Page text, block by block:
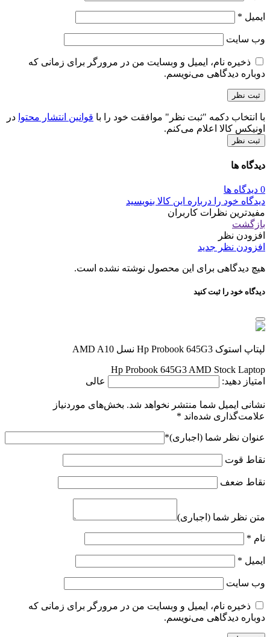
ایمیل *
وب‌ سایت
ذخیره نام، ایمیل و وبسایت من در مرورگر برای زمانی که
دوباره دیدگاهی می‌نویسم.
با انتخاب دکمه "ثبت نظر" موافقت خود را با قوانین انتشار محتوا در
اونیکس کالا اعلام می‌کنم.
ثبت نظر
دیدگاه ها
0 دیدگاه ها
دیدگاه خود را درباره این کالا بنویسید
مفیدترین نظرات کاربران
بازگشت
افزودن نظر
افزودن نظر جدید
هیچ دیدگاهی برای این محصول نوشته نشده است.
دیدگاه خود را ثبت کنید
لپتاپ استوک Hp Probook 645G3 نسل AMD A10
Hp Probook 645G3 AMD Stock Laptop
امتیاز دهید:
عالی
نشانی ایمیل شما منتشر نخواهد شد. بخش‌های موردنیاز
علامت‌گذاری شده‌اند *
عنوان نظر شما (اجباری)*
نقاط قوت
نقاط ضعف
متن نظر شما (اجباری)
نام *
ایمیل *
وب‌ سایت
ذخیره نام، ایمیل و وبسایت من در مرورگر برای زمانی که
دوباره دیدگاهی می‌نویسم.